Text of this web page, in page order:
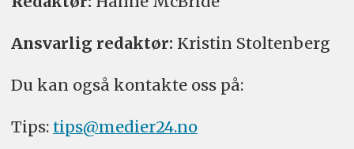
Ansvarlig redaktør: Kristin Stoltenberg
Du kan også kontakte oss på:
Tips: tips@medier24.no